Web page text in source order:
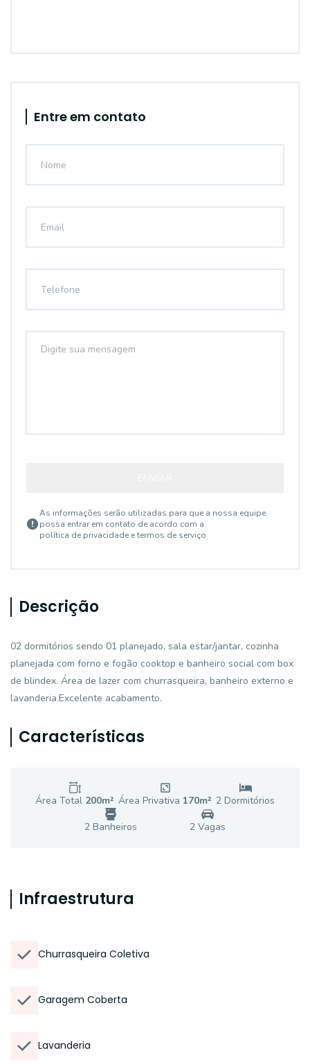
Entre em contato
As informações serão utilizadas para que a nossa equipe
possa entrar em contato de acordo com a
política de privacidade e termos de serviço
Descrição
02 dormitórios sendo 01 planejado, sala estar/jantar, cozinha
planejada com forno e fogão cooktop e banheiro social com box
de blindex. Área de lazer com churrasqueira, banheiro externo e
lavanderia.Excelente acabamento.
Características
Área Total 200m² Área Privativa 170m² 2 Dormitórios
2Banheiros 2 Vagas
Infraestrutura
Churrasqueira Coletiva
Garagem Coberta
Lavanderia